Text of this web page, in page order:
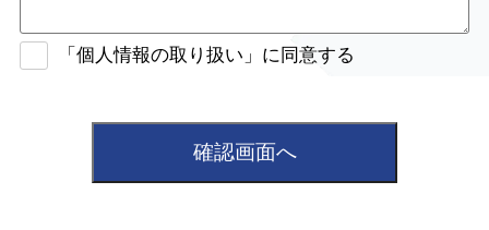
「個人情報の取り扱い」に同意する
確認画面へ